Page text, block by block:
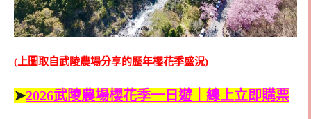
(上圖取自武陵農場分享的歷年櫻花季盛況)
➤2026武陵農場櫻花季一日遊｜線上立即購票